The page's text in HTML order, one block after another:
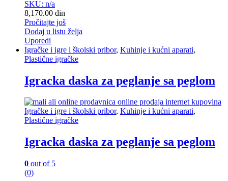
SKU: n/a
8,170.00 din
Pročitajte još
Dodaj u listu želja
Uporedi
Igračke i igre i školski pribor, Kuhinje i kućni aparati,
Plastične igračke
Igracka daska za peglanje sa peglom
Igračke i igre i školski pribor, Kuhinje i kućni aparati,
Plastične igračke
Igracka daska za peglanje sa peglom
0 out of 5
(0)